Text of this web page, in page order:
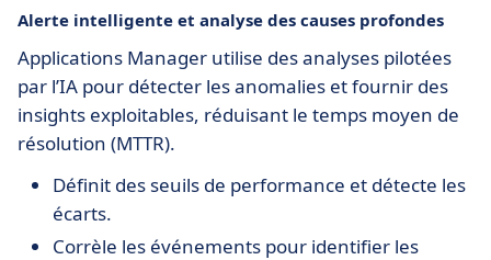
Alerte intelligente et analyse des causes profondes
Applications Manager utilise des analyses pilotées
par l’IA pour détecter les anomalies et fournir des
insights exploitables, réduisant le temps moyen de
résolution (MTTR).
Définit des seuils de performance et détecte les
écarts.
Corrèle les événements pour identifier les